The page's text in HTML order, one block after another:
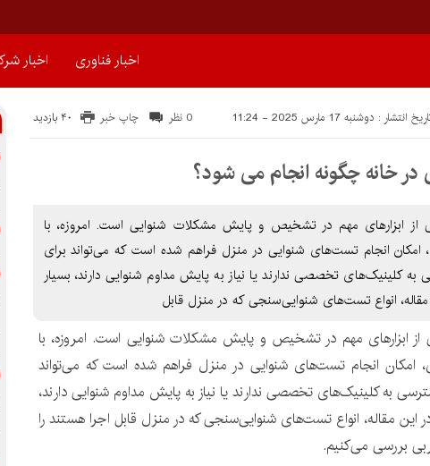
اخبار فناوری اخبار
انتشار : دوشنبه 17 مارس 2025 - 11:24 40 بازدید چاپ خبر 0 نظر
خانه چگونه انجام می شود؟
از ابزارهای مهم در تشخیص و پایش مشکلات شنوایی است. امروزه، با
امکان انجام تست‌های شنوایی در منزل فراهم شده است که می‌تواند برای
کلینیک‌های تخصصی ندارند یا نیاز به پایش مداوم شنوایی دارند، بسیار
انواع تست‌های شنوایی‌سنجی که در منزل قابل
ابزارهای مهم در تشخیص و پایش مشکلات شنوایی است. امروزه، با
امکان انجام تست‌های شنوایی در منزل فراهم شده است که می‌تواند
به کلینیک‌های تخصصی ندارند یا نیاز به پایش مداوم شنوایی دارند،
این مقاله، انواع تست‌های شنوایی‌سنجی که در منزل قابل اجرا هستند را
بررسی می‌کنیم.